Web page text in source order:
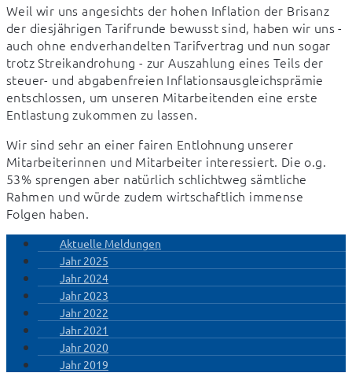
Weil wir uns angesichts der hohen Inflation der Brisanz
der diesjährigen Tarifrunde bewusst sind, haben wir uns -
auch ohne endverhandelten Tarifvertrag und nun sogar
trotz Streikandrohung - zur Auszahlung eines Teils der
steuer- und abgabenfreien Inflationsausgleichsprämie
entschlossen, um unseren Mitarbeitenden eine erste
Entlastung zukommen zu lassen.
Wir sind sehr an einer fairen Entlohnung unserer
Mitarbeiterinnen und Mitarbeiter interessiert. Die o.g.
53% sprengen aber natürlich schlichtweg sämtliche
Rahmen und würde zudem wirtschaftlich immense
Folgen haben.
Aktuelle Meldungen
Jahr 2025
Jahr 2024
Jahr 2023
Jahr 2022
Jahr 2021
Jahr 2020
Jahr 2019